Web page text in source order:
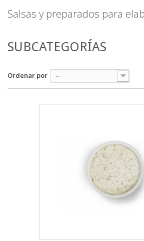
Salsas y preparados para
SUBCATEGORÍAS
Ordenar por --